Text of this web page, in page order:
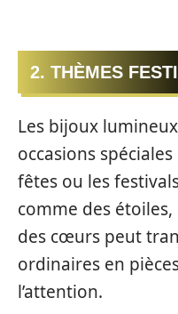
2. THÈMES
Les bijoux
occasions
fêtes ou les
comme des
des cœurs peut
ordinaires en
l’attention.